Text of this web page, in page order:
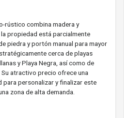
rústico combina madera y
propiedad está parcialmente
piedra y portón manual para mayor
cerca de playas
y Playa Negra, así como de
atractivo precio ofrece una
para personalizar y finalizar este
zona de alta demanda.